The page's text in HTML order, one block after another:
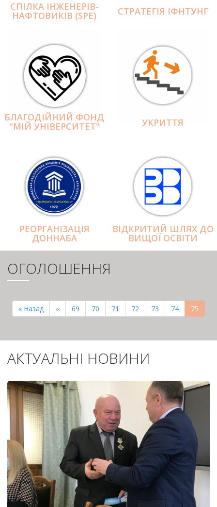
СПІЛКА ІНЖЕНЕРІВ-
НАФТОВИКІВ (SPE) СТРАТЕГІЯ ІФНТУНГ
БЛАГОДІЙНИЙ ФОНД
"МІЙ УНІВЕРСИТЕТ" УКРИТТЯ
РЕОРГАНІЗАЦІЯ
ДОННАБА
ВІДКРИТИЙ ШЛЯХ ДО
ВИЩОЇ ОСВІТИ
ОГОЛОШЕННЯ
СТОРІНКИ
Перша
сторінка
« Назад
Попередня
сторінка
‹‹ Page
69 Page
70 Page
71 Page
72 Page
73 Page
74 75
АКТУАЛЬНІ НОВИНИ